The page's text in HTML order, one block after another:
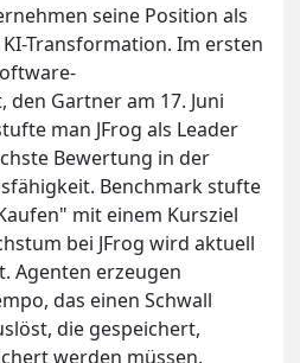
seine Position als
Transformation. Im ersten
Gartner am 17. Juni
man JFrog als Leader
Bewertung in der
Benchmark stufte
mit einem Kursziel
bei JFrog wird aktuell
Agenten erzeugen
das einen Schwall
die gespeichert,
werden müssen.